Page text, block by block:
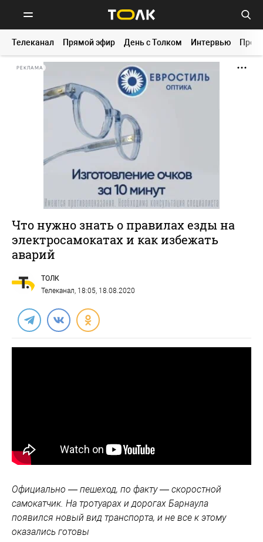
Телеканал Прямой эфир День с Толком Интервью
РЕКЛАМА
Что нужно знать о правилах езды на
электросамокатах и как избежать
аварий
ТОЛК
Телеканал, 18:05, 18.08.2020
Официально — пешеход, по факту — скоростной
самокатчик. На тротуарах и дорогах Барнаула
появился новый вид транспорта, и не все к этому
оказались готовы